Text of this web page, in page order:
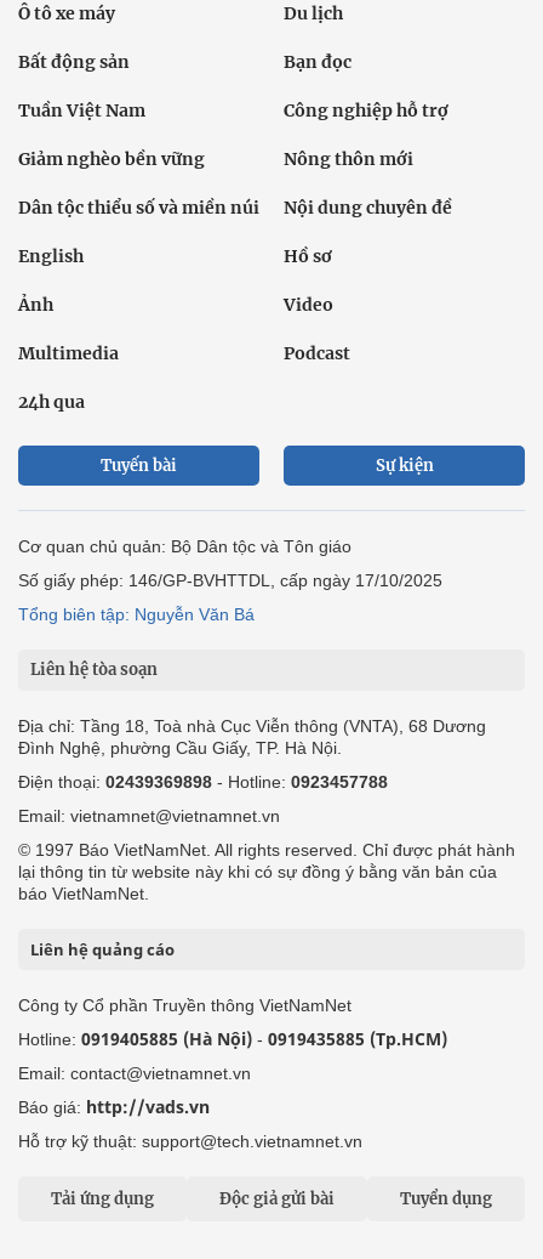
Ô tô xe máy Du lịch
Bất động sản Bạn đọc
Tuần Việt Nam Công nghiệp hỗ trợ
Giảm nghèo bền vững Nông thôn mới
Dân tộc thiểu số và miền núi Nội dung chuyên đề
English Hồ sơ
Ảnh Video
Multimedia Podcast
24h qua
Tuyến bài Sự kiện
Cơ quan chủ quản: Bộ Dân tộc và Tôn giáo
Số giấy phép: 146/GP-BVHTTDL, cấp ngày 17/10/2025
Tổng biên tập: Nguyễn Văn Bá
Liên hệ tòa soạn
Địa chỉ: Tầng 18, Toà nhà Cục Viễn thông (VNTA), 68 Dương
Đình Nghệ, phường Cầu Giấy, TP. Hà Nội.
Điện thoại: 02439369898 - Hotline: 0923457788
Email: vietnamnet@vietnamnet.vn
© 1997 Báo VietNamNet. All rights reserved. Chỉ được phát hành
lại thông tin từ website này khi có sự đồng ý bằng văn bản của
báo VietNamNet.
Liên hệ quảng cáo
Công ty Cổ phần Truyền thông VietNamNet
Hotline: 0919405885 (Hà Nội) - 0919435885 (Tp.HCM)
Email: contact@vietnamnet.vn
Báo giá: http://vads.vn
Hỗ trợ kỹ thuật: support@tech.vietnamnet.vn
Tải ứng dụng Độc giả gửi bài Tuyển dụng